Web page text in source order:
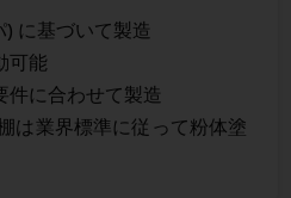
に基づいて製造
可能
件に合わせて製造
は業界標準に従って粉体塗